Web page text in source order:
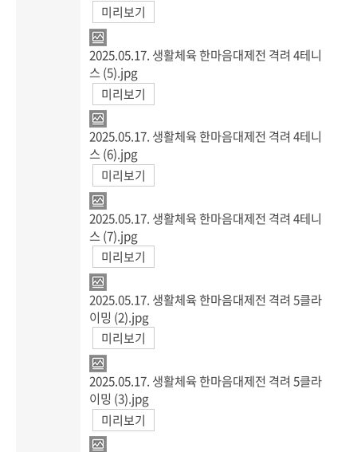
미리보기
2025.05.17. 생활체육 한마음대제전 격려 4테니
스 (5).jpg
미리보기
2025.05.17. 생활체육 한마음대제전 격려 4테니
스 (6).jpg
미리보기
2025.05.17. 생활체육 한마음대제전 격려 4테니
스 (7).jpg
미리보기
2025.05.17. 생활체육 한마음대제전 격려 5클라
이밍 (2).jpg
미리보기
2025.05.17. 생활체육 한마음대제전 격려 5클라
이밍 (3).jpg
미리보기